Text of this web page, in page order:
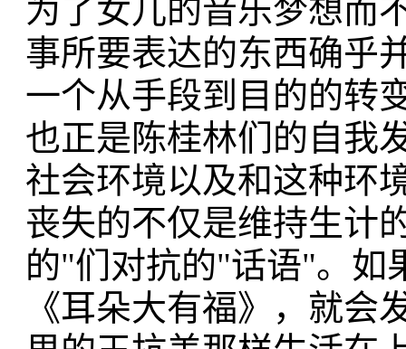
为了女儿的音乐梦想而
事所要表达的东西确乎
一个从手段到目的的转
也正是陈桂林们的自我
社会环境以及和这种环
丧失的不仅是维持生计
的"们对抗的"话语"。如
《耳朵大有福》，就会